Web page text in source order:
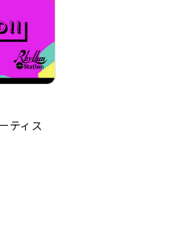
ティス